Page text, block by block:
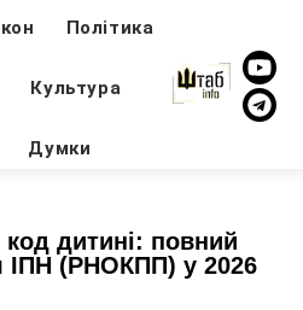
Політика
Культура
Думки
код дитині: повний
ІПН (РНОКПП) у 2026